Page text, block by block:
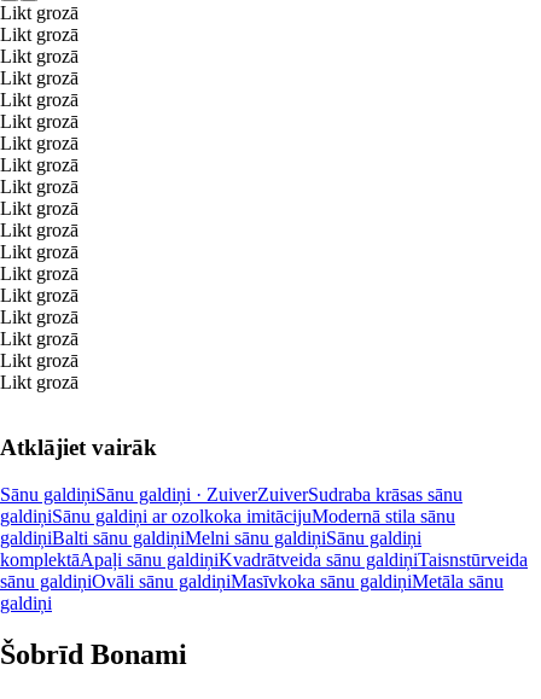
Likt grozā
Likt grozā
Likt grozā
Likt grozā
Likt grozā
Likt grozā
Likt grozā
Likt grozā
Likt grozā
Likt grozā
Likt grozā
Likt grozā
Likt grozā
Likt grozā
Likt grozā
Likt grozā
Likt grozā
Likt grozā
Atklājiet vairāk
Sānu galdiņiSānu galdiņi · ZuiverZuiverSudraba krāsas sānu
galdiņiSānu galdiņi ar ozolkoka imitācijuModernā stila sānu
galdiņiBalti sānu galdiņiMelni sānu galdiņiSānu galdiņi
komplektāApaļi sānu galdiņiKvadrātveida sānu galdiņiTaisnstūrveida
sānu galdiņiOvāli sānu galdiņiMasīvkoka sānu galdiņiMetāla sānu
galdiņi
Šobrīd Bonami